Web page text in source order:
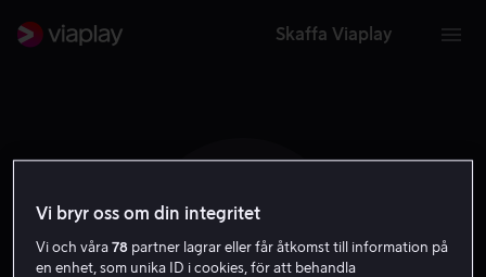
Skaffa Viaplay
E R
Vi bryr oss om din integritet
Vi och våra78 partner lagrar eller får åtkomst till information på
en enhet, som unika ID i cookies, för att behandla